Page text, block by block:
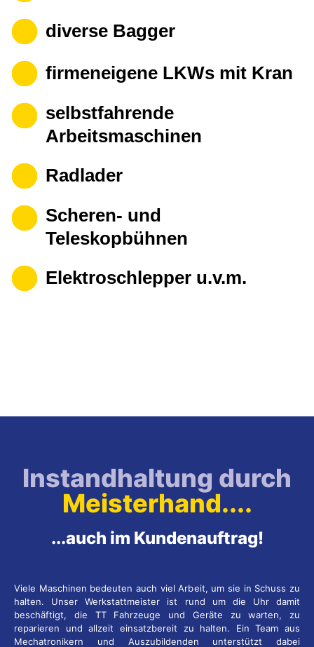
diverse Bagger
firmeneigene LKWs mit Kran
selbstfahrende
Arbeitsmaschinen
Radlader
Scheren- und
Teleskopbühnen
Elektroschlepper u.v.m.
Instandhaltung durch
Meisterhand....
...auch im Kundenauftrag!
Viele Maschinen bedeuten auch viel Arbeit, um sie in Schuss zu
halten. Unser Werkstattmeister ist rund um die Uhr damit
beschäftigt, die TT Fahrzeuge und Geräte zu warten, zu
reparieren und allzeit einsatzbereit zu halten. Ein Team aus
Mechatronikern und Auszubildenden unterstützt dabei